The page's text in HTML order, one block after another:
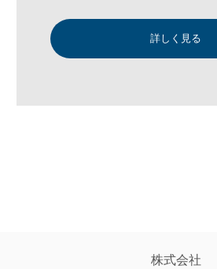
詳しく見る
株式会社